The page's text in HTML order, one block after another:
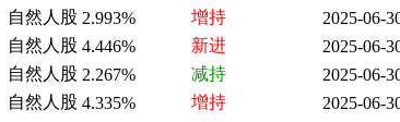
自然人股 2.993% 增持
2025-06-
自然人股 4.446% 新进
2025-06-
自然人股 2.267% 减持
2025-06-
自然人股 4.335% 增持
2025-06-